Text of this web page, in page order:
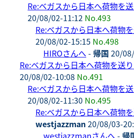
Re:ベガスから日本へ荷物を
20/08/02-11:12 No.493
Re:ベガスから日本へ荷物
20/08/02-15:15 No.498
HIROさんへ - 帰国 20/
Re:ベガスから日本へ荷物を送
20/08/02-10:08 No.491
Re:ベガスから日本へ荷物を
20/08/02-11:30 No.495
Re:ベガスから日本へ荷物
westjazzman 20/08/03-
westjazzmanさんへ - 帰